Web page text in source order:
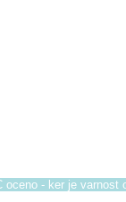
- ker je varnost